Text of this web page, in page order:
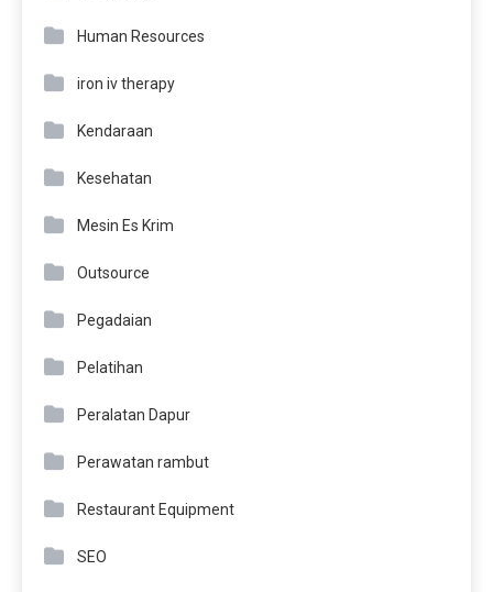
Human Resources
iron iv therapy
Kendaraan
Kesehatan
Mesin Es Krim
Outsource
Pegadaian
Pelatihan
Peralatan Dapur
Perawatan rambut
Restaurant Equipment
SEO